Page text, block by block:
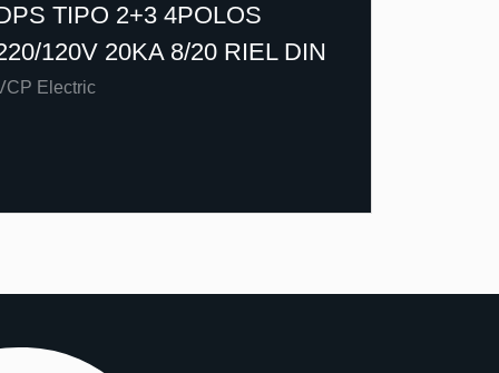
TIPO 2+3 4POLOS
120V 20KA 8/20 RIEL DIN
Electric